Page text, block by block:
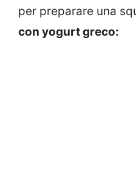
per preparare una
con yogurt greco: